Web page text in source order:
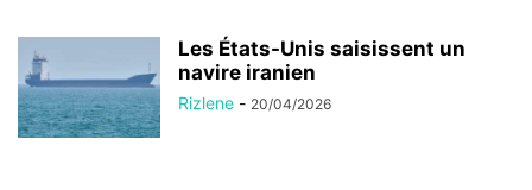
Les États-Unis saisissent un
navire iranien
Rizlene - 20/04/2026